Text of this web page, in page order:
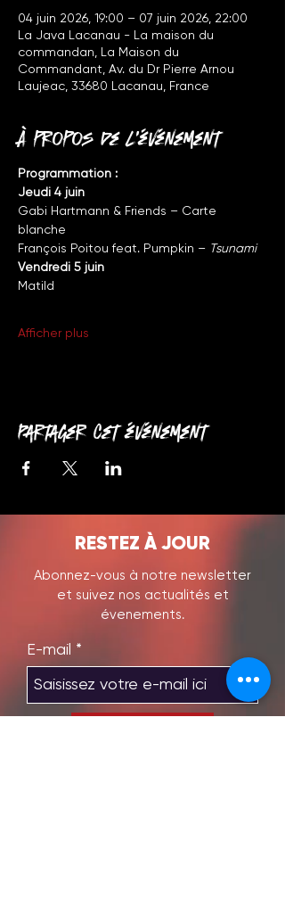
04 juin 2026, 19:00 – 07 juin 2026, 22:00
La Java Lacanau - La maison du
commandan, La Maison du
Commandant, Av. du Dr Pierre Arnou
Laujeac, 33680 Lacanau, France
À propos de l'événement
Programmation :
Jeudi 4 juin
Gabi Hartmann & Friends – Carte
blanche
François Poitou feat. Pumpkin – Tsunami
Vendredi 5 juin
Matild
Afficher plus
Partager cet événement
RESTEZ À JOUR
Abonnez-vous à notre newsletter
et suivez nos actualités et
évenements.
E-mail